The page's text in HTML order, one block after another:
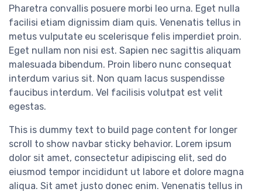
Pharetra convallis posuere morbi leo urna. Eget nulla
facilisi etiam dignissim diam quis. Venenatis tellus in
metus vulputate eu scelerisque felis imperdiet proin.
Eget nullam non nisi est. Sapien nec sagittis aliquam
malesuada bibendum. Proin libero nunc consequat
interdum varius sit. Non quam lacus suspendisse
faucibus interdum. Vel facilisis volutpat est velit
egestas.
This is dummy text to build page content for longer
scroll to show navbar sticky behavior. Lorem ipsum
dolor sit amet, consectetur adipiscing elit, sed do
eiusmod tempor incididunt ut labore et dolore magna
aliqua. Sit amet justo donec enim. Venenatis tellus in